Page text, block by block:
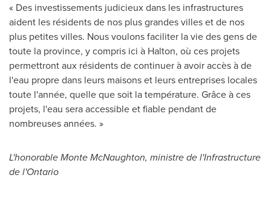
« Des investissements judicieux dans les infrastructures
aident les résidents de nos plus grandes villes et de nos
plus petites villes. Nous voulons faciliter la vie des gens de
toute la province, y compris ici à Halton, où ces projets
permettront aux résidents de continuer à avoir accès à de
l'eau propre dans leurs maisons et leurs entreprises locales
toute l'année, quelle que soit la température. Grâce à ces
projets, l'eau sera accessible et fiable pendant de
nombreuses années. »
L'honorableMonte McNaughton, ministre de l'Infrastructure
de l'Ontario